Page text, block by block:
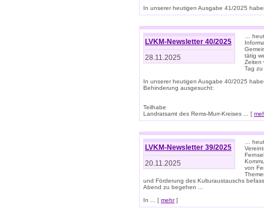
In unserer heutigen Ausgabe 41/2025
LVKM-Newsletter 40/2025
28.11.2025
…
tätig
Zeiten
Tag
In unserer heutigen Ausgabe 40/2025
Behinderung ausgesucht:
Teilhabe
Landratsamt des Rems-Murr-Kreises ... [
LVKM-Newsletter 39/2025
20.11.2025
…
von
und Förderung des Kulturaustauschs
Abend zu begehen ...
In ... [ mehr]